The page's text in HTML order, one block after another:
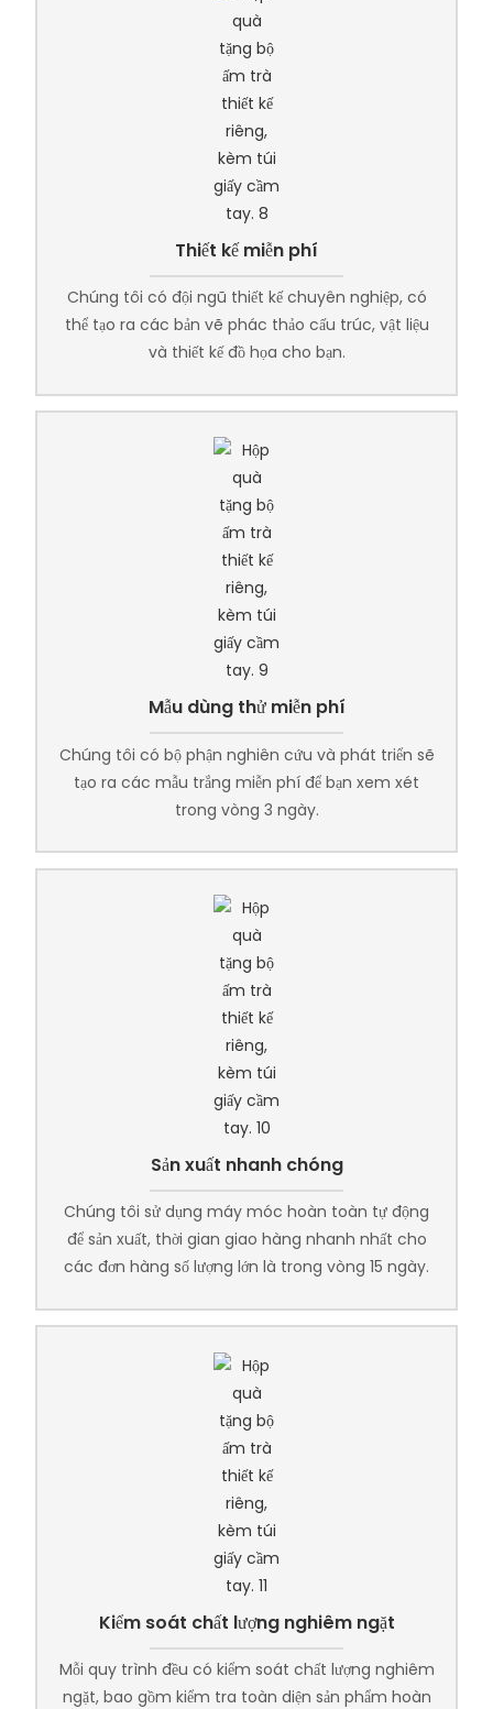
Thiết kế miễn phí
Chúng tôi có đội ngũ thiết kế chuyên nghiệp, có
thể tạo ra các bản vẽ phác thảo cấu trúc, vật liệu
và thiết kế đồ họa cho bạn.
Mẫu dùng thử miễn phí
Chúng tôi có bộ phận nghiên cứu và phát triển sẽ
tạo ra các mẫu trắng miễn phí để bạn xem xét
trong vòng 3 ngày.
Sản xuất nhanh chóng
Chúng tôi sử dụng máy móc hoàn toàn tự động
để sản xuất, thời gian giao hàng nhanh nhất cho
các đơn hàng số lượng lớn là trong vòng 15 ngày.
Kiểm soát chất lượng nghiêm ngặt
Mỗi quy trình đều có kiểm soát chất lượng nghiêm
ngặt, bao gồm kiểm tra toàn diện sản phẩm hoàn